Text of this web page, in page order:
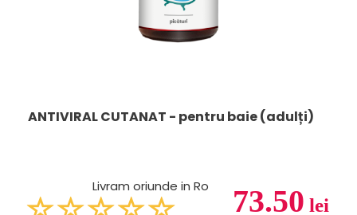
ANTIVIRAL CUTANAT - pentru baie (adulți)
73.50 lei
Livram oriunde in Ro